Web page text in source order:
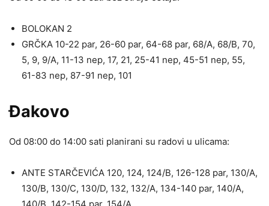
BOLOKAN 2
GRČKA 10-22 par, 26-60 par, 64-68 par, 68/A, 68/B, 70,
5, 9, 9/A, 11-13 nep, 17, 21, 25-41 nep, 45-51 nep, 55,
61-83 nep, 87-91 nep, 101
Đakovo
Od 08:00 do 14:00 sati planirani su radovi u ulicama:
ANTE STARČEVIĆA 120, 124, 124/B, 126-128 par, 130/A,
130/B, 130/C, 130/D, 132, 132/A, 134-140 par, 140/A,